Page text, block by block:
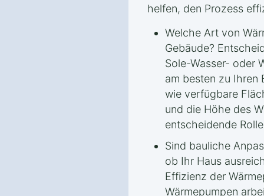
helfen, den Prozess
Welche Art von
Gebäude?
Sole-Wasser- oder
am besten zu Ihren
wie verfügbare
und die Höhe des
entscheidende
Sind bauliche
ob Ihr Haus
Effizienz der
Wärmepumpen